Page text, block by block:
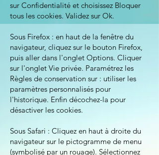
sur Confidentialité et choisissez Bloquer
tous les cookies. Validez sur Ok.
Sous Firefox : en haut de la fenêtre du
navigateur, cliquez sur le bouton Firefox,
puis aller dans l'onglet Options. Cliquer
sur l'onglet Vie privée. Paramétrez les
Règles de conservation sur : utiliser les
paramètres personnalisés pour
l'historique. Enfin décochez-la pour
désactiver les cookies.
Sous Safari : Cliquez en haut à droite du
navigateur sur le pictogramme de menu
(symbolisé par un rouage). Sélectionnez